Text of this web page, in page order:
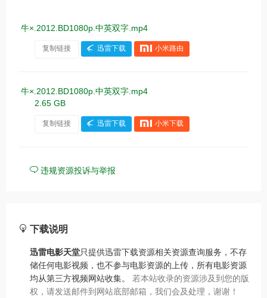
牛×.2012.BD1080p.中英双字.mp4
复制链接 迅雷下载 小米路由
牛×.2012.BD1080p.中英双字.mp4
2.65 GB
复制链接 迅雷下载 小米下载
违规资源投诉与举报
下载说明
迅雷电影天堂只提供迅雷下载资源相关资源查询服务，不存
储任何电影视频，也不参与电影资源的上传，所有电影资源
均从第三方视频网站收集。 若本站收录的资源涉及到您的版
权，请发送邮件到网站底部邮箱，我们会及处理，谢谢！